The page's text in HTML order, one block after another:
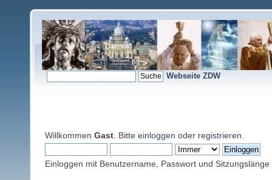
Webseite ZDW
Willkommen Gast . Bitte einloggen oder registrieren
Einloggen mit Benutzername, Passwort und Sitzungslänge